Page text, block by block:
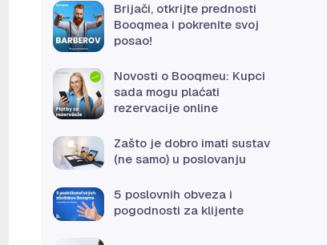
Brijači, otkrijte prednosti
Booqmea i pokrenite svoj
posao!
Novosti o Booqmeu: Kupci
sada mogu plaćati
rezervacije online
Zašto je dobro imati sustav
(ne samo) u poslovanju
5 poslovnih obveza i
pogodnosti za klijente